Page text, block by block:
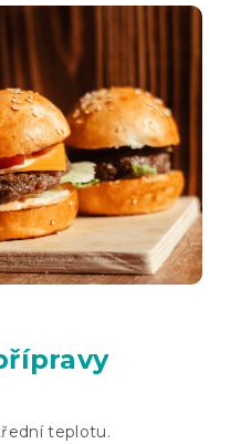
teplotu.